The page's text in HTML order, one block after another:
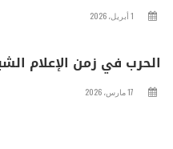
1 أبريل، 2026
الحرب في زمن الإعلام
17 مارس، 2026